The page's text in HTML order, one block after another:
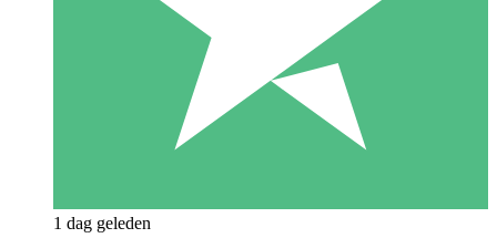
1 dag geleden